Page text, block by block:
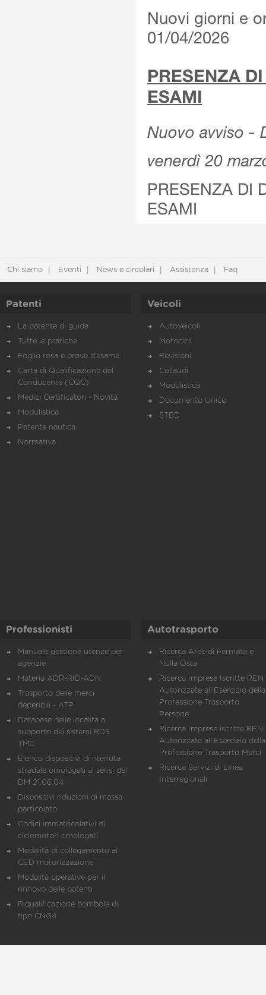
Nuovi giorni e
01/04/2026
PRESENZA
ESAMI
Nuovo avviso -
venerdì 20
PRESENZA DI
ESAMI
Chi siamo Eventi News e circolari Assistenza Faq
Patenti
La patente di guida
Tutte le pratiche
Foglio rosa e prove d’esame
Carta di Qualificazione del
Conducente (CQC)
Medici Certificatori - Novità
Modulistica
Patente nautica
Normativa
Veicoli
Autoveicoli
Motocicli
Revisioni
Collaudi
Modulistica
Documento Unico
STED
Professionisti
Manuale gestione utenze per
agenzie
Materia ADR-RID-ADN
Trasporto delle merci
deperibili - ATP
Database delle località a
supporto dei sistemi RDS
TMC
Elenco dispositivi di ritenuta
stradale omologati ai sensi del
DM 21.06.04
Dispositivi riduzioni di massa
particolato
Codici immatricolativi di
ciclomotori omologati
Modalità di collegamento al
CED motorizzazione
Modalità operative per il
rinnovo delle patenti
Riqualificazione bombole di
tipo CNG4
Autotrasporto
Ricerca Aree di Fermata e
Nulla Osta
Ricerca Imprese Iscritte REN
Autorizzate all'Esercizio della
Professione Trasporto
Persone
Ricerca Imprese iscritte REN
Autorizzate all'Esercizio della
Professione Trasporto Merci
Ricerca Servizi di Linea
Interregionali